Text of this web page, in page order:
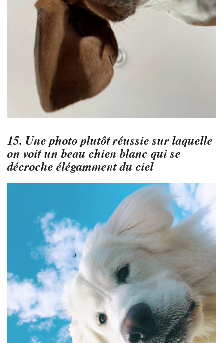
15. Une photo plutôt réussie sur laquelle
on voit un beau chien blanc qui se
décroche élégamment du ciel